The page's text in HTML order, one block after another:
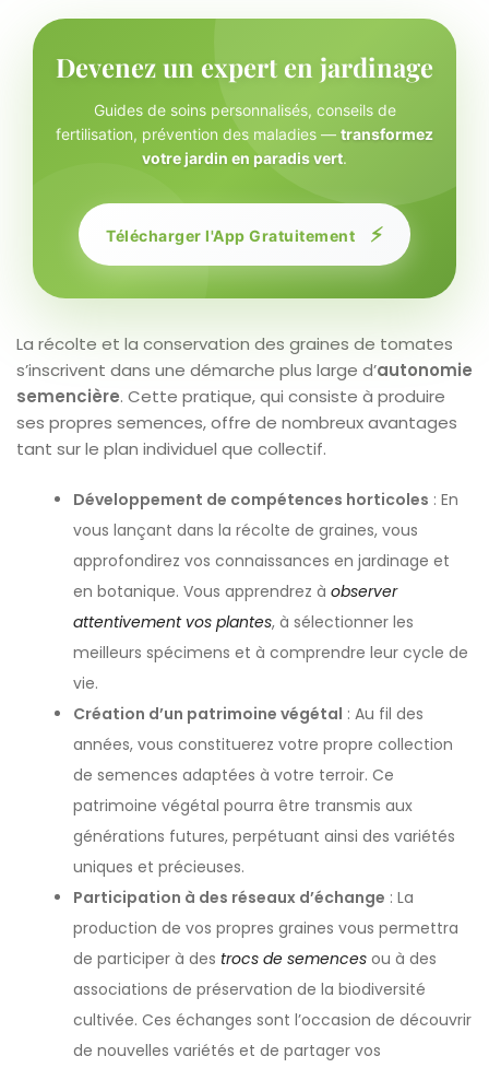
Devenez un expert en jardinage
Guides de soins personnalisés, conseils de
fertilisation, prévention des maladies — transformez
votre jardin en paradis vert.
Télécharger l'App Gratuitement ⚡
La récolte et la conservation des graines de tomates
s’inscrivent dans une démarche plus large d’autonomie
semencière. Cette pratique, qui consiste à produire
ses propres semences, offre de nombreux avantages
tant sur le plan individuel que collectif.
Développement de compétences horticoles : En
vous lançant dans la récolte de graines, vous
approfondirez vos connaissances en jardinage et
en botanique. Vous apprendrez àobserver
attentivement vos plantes, à sélectionner les
meilleurs spécimens et à comprendre leur cycle de
vie.
Création d’un patrimoine végétal : Au fil des
années, vous constituerez votre propre collection
de semences adaptées à votre terroir. Ce
patrimoine végétal pourra être transmis aux
générations futures, perpétuant ainsi des variétés
uniques et précieuses.
Participation à des réseaux d’échange : La
production de vos propres graines vous permettra
de participer à des trocs de semences ou à des
associations de préservation de la biodiversité
cultivée. Ces échanges sont l’occasion de découvrir
de nouvelles variétés et de partager vos